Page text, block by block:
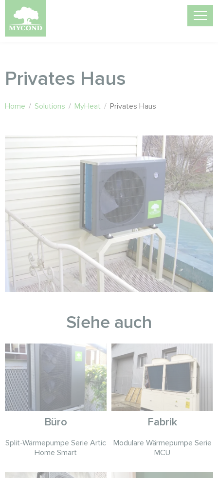
Privates Haus
Home / Solutions / MyHeat / Privates Haus
Siehe auch
Büro
Split-Wärmepumpe Serie Artic
Home Smart
Fabrik
Modulare Wärmepumpe Serie
MCU